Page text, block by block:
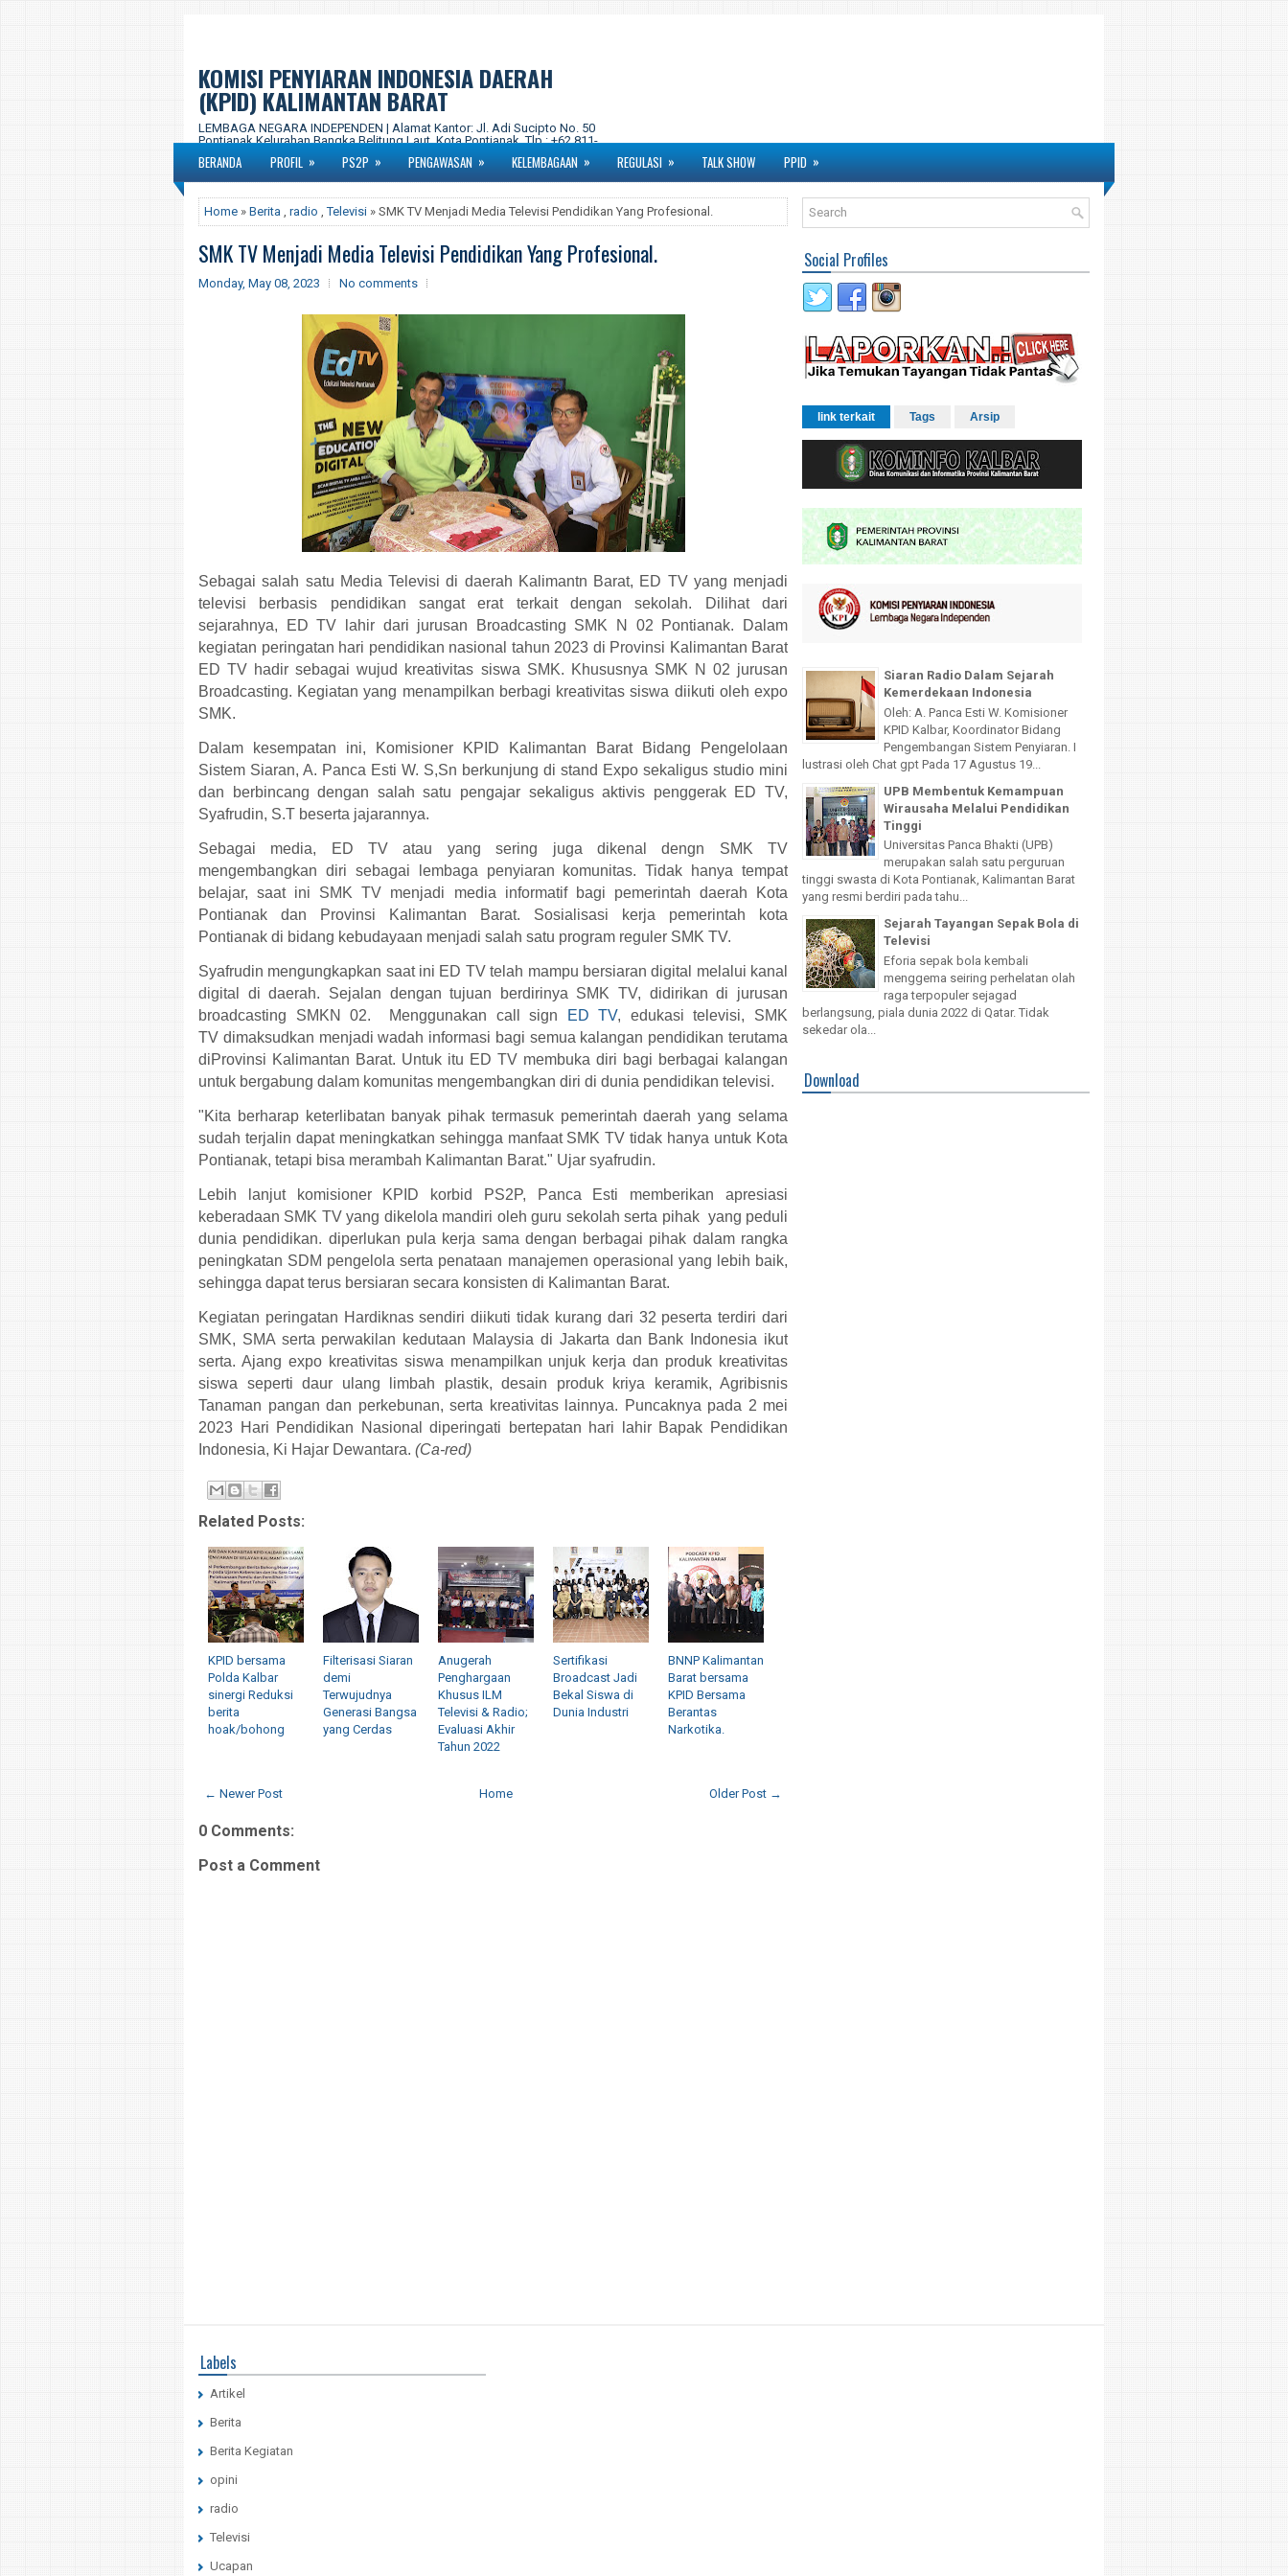
KOMISI PENYIARAN INDONESIA DAERAH
(KPID) KALIMANTAN BARAT
LEMBAGA NEGARA INDEPENDEN | Alamat Kantor: Jl. Adi Sucipto No. 50
Pontianak Kelurahan Bangka Belitung Laut, Kota Pontianak. Tlp : +62 811-
BERANDA PROFIL » PS2P » PENGAWASAN » KELEMBAGAAN » REGULASI » TALK SHOW PPID »
Home » Berita , radio ,Televisi » SMK TV Menjadi Media Televisi Pendidikan Yang Profesional.
SMK TV Menjadi Media Televisi Pendidikan Yang Profesional.
Monday, May 08, 2023 No comments
Sebagai salah satu Media Televisi di daerah Kalimantn Barat, ED TV yang menjadi
televisi berbasis pendidikan sangat erat terkait dengan sekolah. Dilihat dari
sejarahnya, ED TV lahir dari jurusan Broadcasting SMK N 02 Pontianak. Dalam
kegiatan peringatan hari pendidikan nasional tahun 2023 di Provinsi Kalimantan Barat
ED TV hadir sebagai wujud kreativitas siswa SMK. Khususnya SMK N 02 jurusan
Broadcasting. Kegiatan yang menampilkan berbagi kreativitas siswa diikuti oleh expo
SMK.
Dalam kesempatan ini, Komisioner KPID Kalimantan Barat Bidang Pengelolaan
Sistem Siaran, A. Panca Esti W. S,Sn berkunjung di stand Expo sekaligus studio mini
dan berbincang dengan salah satu pengajar sekaligus aktivis penggerak ED TV,
Syafrudin, S.T beserta jajarannya.
Sebagai media, ED TV atau yang sering juga dikenal dengn SMK TV
mengembangkan diri sebagai lembaga penyiaran komunitas. Tidak hanya tempat
belajar, saat ini SMK TV menjadi media informatif bagi pemerintah daerah Kota
Pontianak dan Provinsi Kalimantan Barat. Sosialisasi kerja pemerintah kota
Pontianak di bidang kebudayaan menjadi salah satu program reguler SMK TV.
Syafrudin mengungkapkan saat ini ED TV telah mampu bersiaran digital melalui kanal
digital di daerah. Sejalan dengantujuan berdirinya SMK TV, didirikan di jurusan
broadcasting SMKN 02. Menggunakan call sign ED TV, edukasi televisi, SMK
TV dimaksudkan menjadi wadah informasi bagi semua kalangan pendidikan terutama
diProvinsi Kalimantan Barat. Untuk itu ED TV membuka diri bagi berbagai kalangan
untuk bergabung dalam komunitas mengembangkan diri di dunia pendidikan televisi.
"Kita berharap keterlibatan banyak pihak termasuk pemerintah daerah yang selama
sudah terjalin dapat meningkatkan sehingga manfaat SMK TV tidak hanya untuk Kota
Pontianak, tetapi bisa merambah Kalimantan Barat." Ujar syafrudin.
Lebih lanjut komisioner KPID korbid PS2P, Panca Esti memberikan apresiasi
keberadaan SMK TV yang dikelola mandiri oleh guru sekolah serta pihak yang peduli
dunia pendidikan. diperlukan pula kerja sama dengan berbagai pihak dalam rangka
peningkatan SDM pengelola serta penataan manajemen operasional yang lebih baik,
sehingga dapat terus bersiaran secara konsisten di Kalimantan Barat.
Kegiatan peringatan Hardiknas sendiri diikuti tidak kurang dari 32 peserta terdiri dari
SMK, SMA serta perwakilan kedutaan Malaysia di Jakarta dan Bank Indonesia ikut
serta. Ajang expo kreativitas siswa menampilkan unjuk kerja dan produk kreativitas
siswa seperti daur ulang limbah plastik, desain produk kriya keramik, Agribisnis
Tanaman pangan dan perkebunan, serta kreativitas lainnya. Puncaknya pada 2 mei
2023 Hari Pendidikan Nasional diperingati bertepatan hari lahir Bapak Pendidikan
Indonesia, Ki Hajar Dewantara. (Ca-red)
Related Posts:
KPID bersama
Polda Kalbar
sinergi Reduksi
berita
hoak/bohong
Filterisasi Siaran
demi
Terwujudnya
Generasi Bangsa
yang Cerdas
Anugerah
Penghargaan
Khusus ILM
Televisi & Radio;
Evaluasi Akhir
Tahun 2022
Sertifikasi
Broadcast Jadi
Bekal Siswa di
Dunia Industri
BNNP Kalimantan
Barat bersama
KPID Bersama
Berantas
Narkotika.
← Newer Post Older Post →
Home
0 Comments:
Post a Comment
Social Profiles
link terkait Tags Arsip
Siaran Radio Dalam Sejarah
Kemerdekaan Indonesia
Oleh: A. Panca Esti W. Komisioner
KPID Kalbar, Koordinator Bidang
Pengembangan Sistem Penyiaran. I
lustrasi oleh Chat gpt Pada 17 Agustus 19...
UPB Membentuk Kemampuan
Wirausaha Melalui Pendidikan
Tinggi
Universitas Panca Bhakti (UPB)
merupakan salah satu perguruan
tinggi swasta di Kota Pontianak, Kalimantan Barat
yang resmi berdiri pada tahu...
Sejarah Tayangan Sepak Bola di
Televisi
Eforia sepak bola kembali
menggema seiring perhelatan olah
raga terpopuler sejagad
berlangsung, piala dunia 2022 di Qatar. Tidak
sekedar ola...
Download
Labels
Artikel
Berita
Berita Kegiatan
opini
radio
Televisi
Ucapan